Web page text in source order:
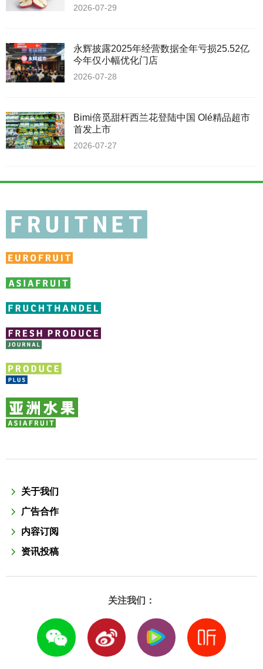
2026-07-29
永辉披露2025年经营数据全年亏损25.52亿
今年仅小幅优化门店
2026-07-28
Bimi倍觅甜杆西兰花登陆中国 Olé精品超市
首发上市
2026-07-27
关于我们
广告合作
内容订阅
资讯投稿
关注我们：